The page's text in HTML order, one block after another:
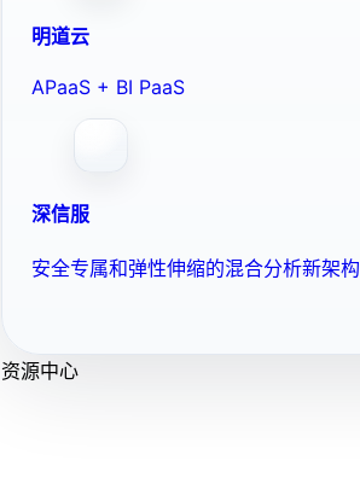
明道云
APaaS + BI PaaS
深信服
安全专属和弹性伸缩的混合分析新架构
资源中心